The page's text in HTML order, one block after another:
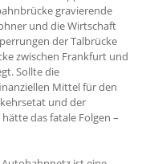
gravierende
und die Wirtschaft
der Talbrücke
zwischen Frankfurt und
Sollte die
Mittel für den
und der
das fatale Folgen –